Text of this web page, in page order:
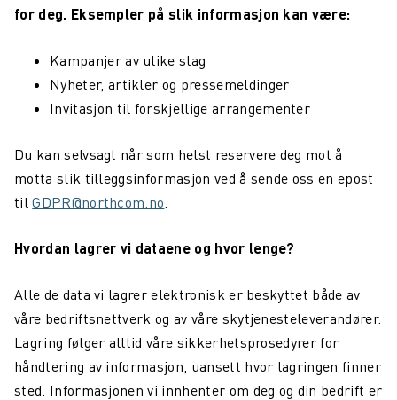
for deg. Eksempler på slik informasjon kan være:
Kampanjer av ulike slag
Nyheter, artikler og pressemeldinger
Invitasjon til forskjellige arrangementer
Du kan selvsagt når som helst reservere deg mot å
motta slik tilleggsinformasjon ved å sende oss en epost
tilGDPR@northcom.no.
Hvordan lagrer vi dataene og hvor lenge?
Alle de data vi lagrer elektronisk er beskyttet både av
våre bedriftsnettverk og av våre skytjenesteleverandører.
Lagring følger alltid våre sikkerhetsprosedyrer for
håndtering av informasjon, uansett hvor lagringen finner
sted. Informasjonen vi innhenter om deg og din bedrift er